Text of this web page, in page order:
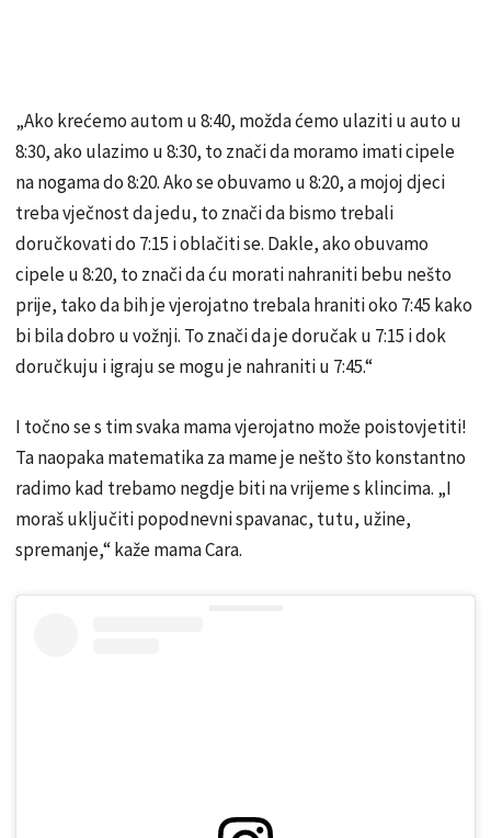
„Ako krećemo autom u 8:40, možda ćemo ulaziti u auto u
8:30, ako ulazimo u 8:30, to znači da moramo imati cipele
na nogama do 8:20. Ako se obuvamo u 8:20, a mojoj djeci
treba vječnost da jedu, to znači da bismo trebali
doručkovati do 7:15 i oblačiti se. Dakle, ako obuvamo
cipele u 8:20, to znači da ću morati nahraniti bebu nešto
prije, tako da bih je vjerojatno trebala hraniti oko 7:45 kako
bi bila dobro u vožnji. To znači da je doručak u 7:15 i dok
doručkuju i igraju se mogu je nahraniti u 7:45.“
I točno se s tim svaka mama vjerojatno može poistovjetiti!
Ta naopaka matematika za mame je nešto što konstantno
radimo kad trebamo negdje biti na vrijeme s klincima. „I
moraš uključiti popodnevni spavanac, tutu, užine,
spremanje,“ kaže mama Cara.